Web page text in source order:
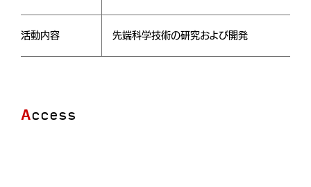
活動内容 先端科学技術の研究および開発
Access